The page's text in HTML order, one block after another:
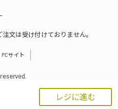
レジに進む
文は受け付けておりません。
PCサイト